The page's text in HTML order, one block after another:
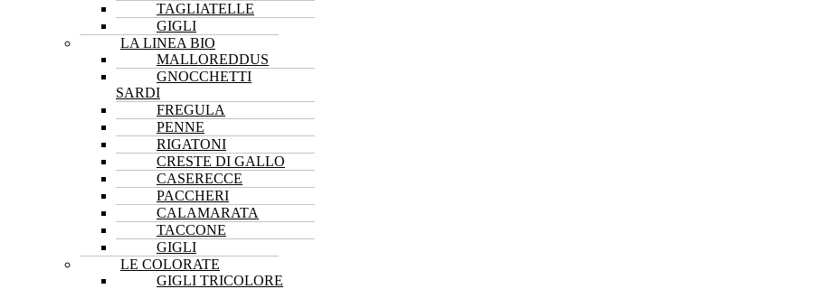
TAGLIATELLE
GIGLI
LA LINEA BIO
MALLOREDDUS
GNOCCHETTI
SARDI
FREGULA
PENNE
RIGATONI
CRESTE DI GALLO
CASERECCE
PACCHERI
CALAMARATA
TACCONE
GIGLI
LE COLORATE
GIGLI TRICOLORE